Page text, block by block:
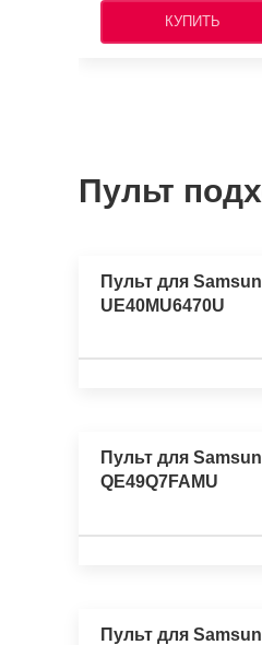
КУПИТЬ
Пульт
Пульт для
UE40MU6470U
Пульт для
QE49Q7FAMU
Пульт для